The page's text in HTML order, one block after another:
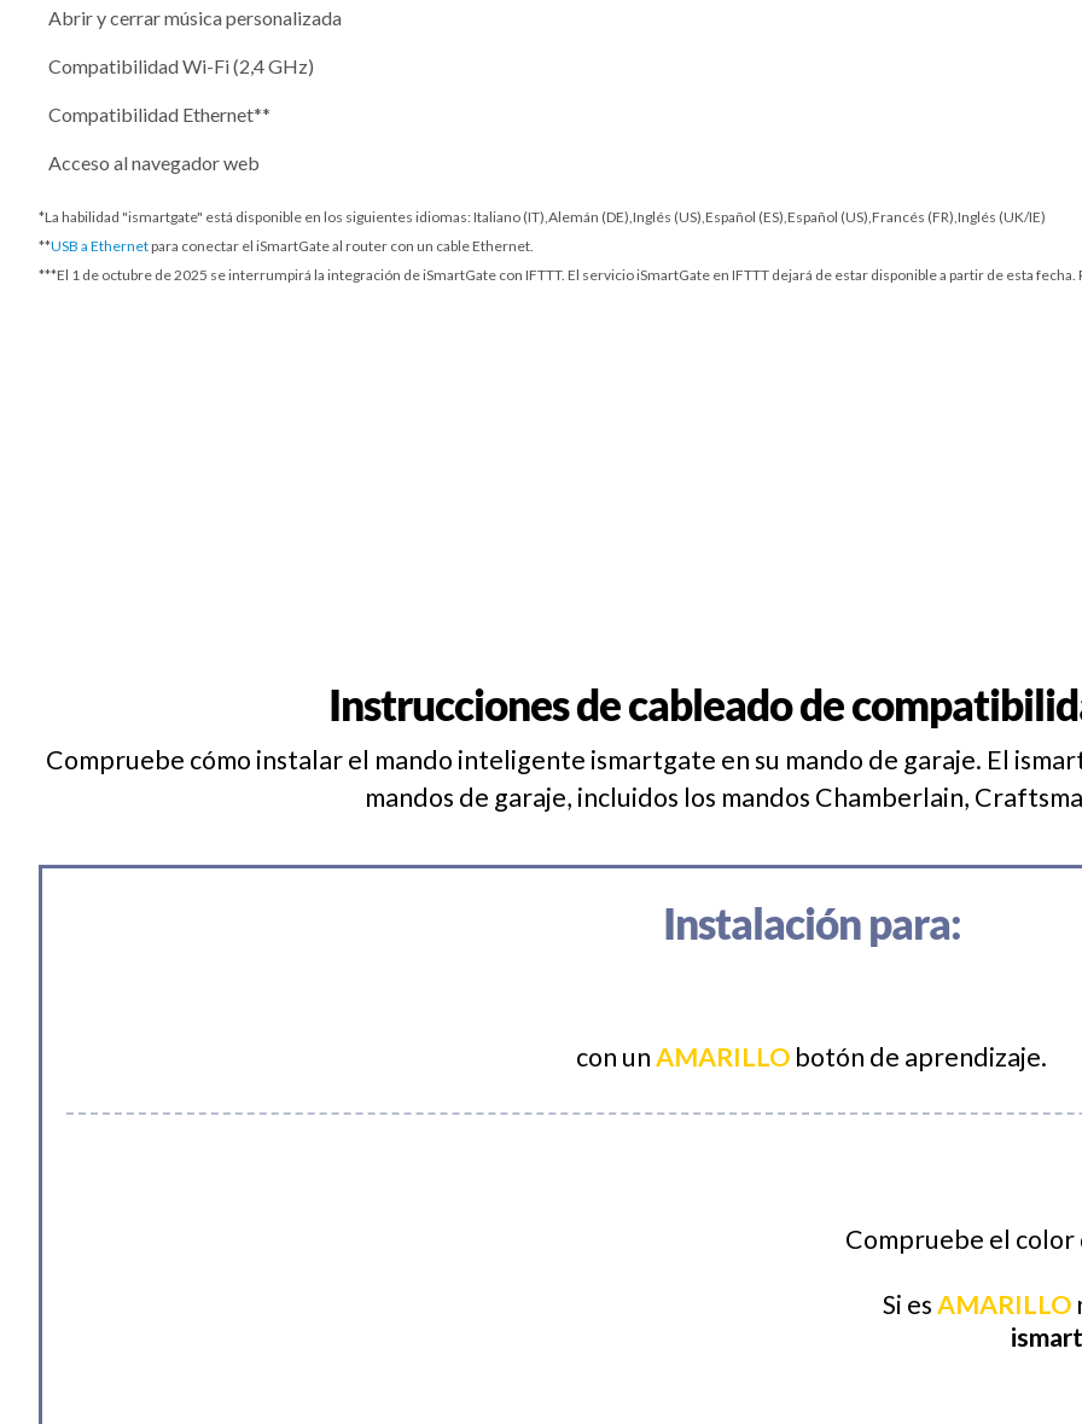
Abrir y cerrar música personalizada
Compatibilidad Wi-Fi (2,4 GHz)
Compatibilidad Ethernet**
Acceso al navegador web
*La habilidad "ismartgate" está disponible en los siguientes idiomas: Italiano (IT),Alemán (DE),Inglés (US),Español (ES),Español (US),Francés (FR),Inglés (UK/IE)
**USB a Ethernetpara conectar el iSmartGate al router con un cable Ethernet.
***El 1 de octubre de 2025 se interrumpirá la integración de iSmartGate con IFTTT. El servicio iSmartGate en IFTTT dejará de estar disponible a partir de esta
Instrucciones de cableado de
Compruebe cómo instalar el mando inteligente ismartgate en su mando de garaje. El
mandos de garaje, incluidos los mandos Chamberlain,
Instalación para:
con unAMARILLO botón de aprendizaje.
Compruebe el color
Si esAMARILLO